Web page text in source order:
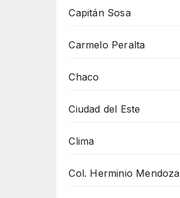
Capitán Sosa
Carmelo Peralta
Chaco
Ciudad del Este
Clima
Col. Herminio Mendoza